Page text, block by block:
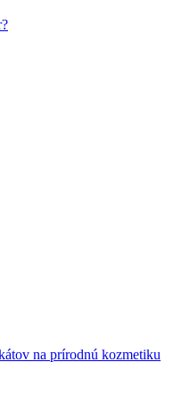
na prírodnú kozmetiku